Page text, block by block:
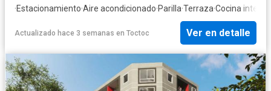
·Estacionamiento·Aire acondicionado·Parilla·Terraza·Cocina
Actualizado hace 3 semanas en Toctoc Ver en detalle